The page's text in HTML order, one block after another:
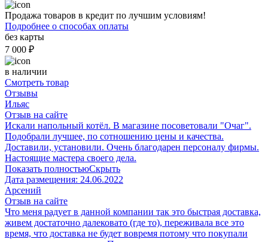
Продажа товаров в кредит по лучшим условиям!
Подробнее о способах оплаты
без карты
7 000 ₽
в наличии
Смотреть товар
Отзывы
Ильяс
Отзыв на сайте
Искали напольный котёл. В магазине посоветовали "Очаг".
Подобрали лучшее, по сотношению цены и качества.
Доставили, установили. Очень благодарен персоналу фирмы.
Настоящие мастера своего дела.
Показать полностьюСкрыть
Дата размещения: 24.06.2022
Арсений
Отзыв на сайте
Что меня радует в данной компании так это быстрая доставка,
живем достаточно далековато (где то), переживала все это
время, что доставка не будет вовремя потому что покупали